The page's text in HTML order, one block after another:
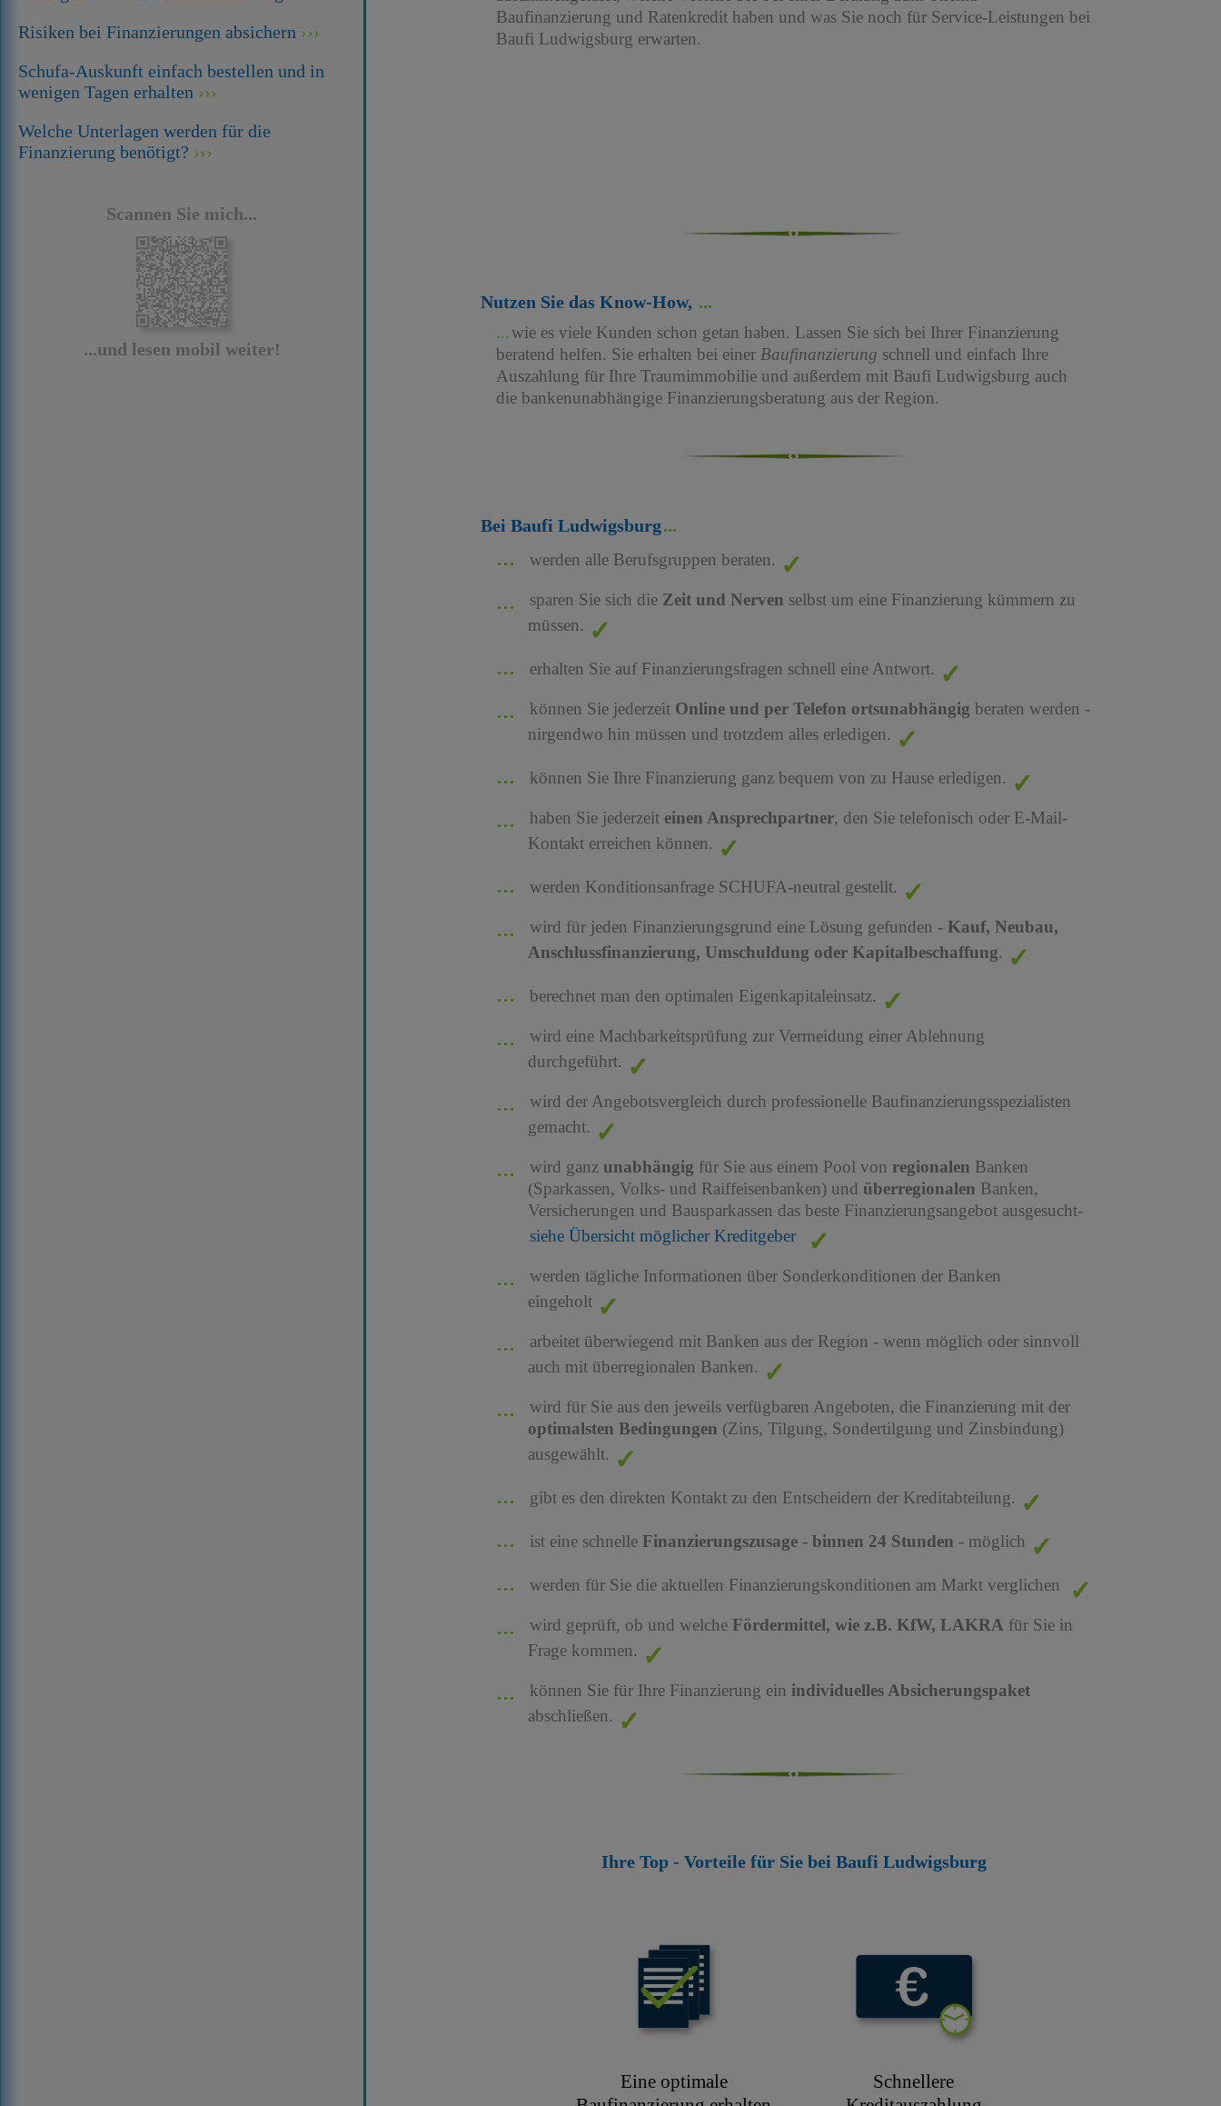
Risiken bei Finanzierungen absichern
Schufa-Auskunft einfach bestellen und in
wenigen Tagen erhalten
Welche Unterlagen werden für die
Finanzierung benötigt?
Scannen Sie mich...
...und lesen mobil weiter!
Baufinanzierung und Ratenkredit haben und was Sie noch für Service-Leistungen bei
Baufi Ludwigsburg erwarten.
Nutzen Sie das Know-How,
wie es viele Kunden schon getan haben. Lassen Sie sich bei Ihrer Finanzierung
beratend helfen. Sie erhalten bei einerBaufinanzierung schnell und einfach Ihre
Auszahlung für Ihre Traumimmobilie und außerdem mit Baufi Ludwigsburg auch
die bankenunabhängige Finanzierungsberatung aus der Region.
Bei Baufi Ludwigsburg
werden alle Berufsgruppen beraten.
sparen Sie sich die Zeit und Nerven selbst um eine Finanzierung kümmern zu
müssen.
erhalten Sie auf Finanzierungsfragen schnell eine Antwort.
können Sie jederzeit Online und per Telefon ortsunabhängig beraten werden -
nirgendwo hin müssen und trotzdem alles erledigen.
können Sie Ihre Finanzierung ganz bequem von zu Hause erledigen.
haben Sie jederzeit einen Ansprechpartner, den Sie telefonisch oder E-Mail-
Kontakt erreichen können.
werden Konditionsanfrage SCHUFA-neutral gestellt.
wird für jeden Finanzierungsgrund eine Lösung gefunden - Kauf, Neubau,
Anschlussfinanzierung, Umschuldung oder Kapitalbeschaffung.
berechnet man den optimalen Eigenkapitaleinsatz.
wird eine Machbarkeitsprüfung zur Vermeidung einer Ablehnung
durchgeführt.
wird der Angebotsvergleich durch professionelle Baufinanzierungsspezialisten
gemacht.
wird ganz unabhängig für Sie aus einem Pool von regionalen Banken
(Sparkassen, Volks- und Raiffeisenbanken) und überregionalen Banken,
Versicherungen und Bausparkassen das beste Finanzierungsangebot ausgesucht-
siehe Übersicht möglicher Kreditgeber
werden tägliche Informationen über Sonderkonditionen der Banken
eingeholt
arbeitet überwiegend mit Banken aus der Region - wenn möglich oder sinnvoll
auch mit überregionalen Banken.
wird für Sie aus den jeweils verfügbaren Angeboten, die Finanzierung mit der
optimalsten Bedingungen (Zins, Tilgung, Sondertilgung und Zinsbindung)
ausgewählt.
gibt es den direkten Kontakt zu den Entscheidern der Kreditabteilung.
ist eine schnelle Finanzierungszusage- binnen 24 Stunden - möglich
werden für Sie die aktuellen Finanzierungskonditionen am Markt verglichen
wird geprüft, ob und welche Fördermittel, wie z.B. KfW, LAKRA für Sie in
Frage kommen.
können Sie für Ihre Finanzierung ein individuelles Absicherungspaket
abschließen.
Ihre Top - Vorteile für Sie bei Baufi Ludwigsburg
Eine optimale
Schnellere